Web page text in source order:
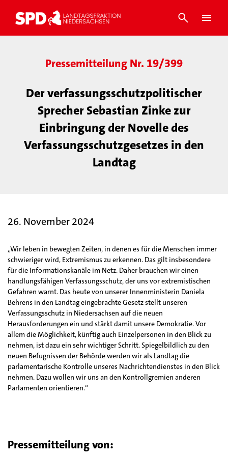
Pressemitteilung Nr. 19/399
Der verfassungsschutzpolitischer
Sprecher Sebastian Zinke zur
Einbringung der Novelle des
Verfassungsschutzgesetzes in den
Landtag
26. November 2024
„Wir leben in bewegten Zeiten, in denen es für die Menschen immer
schwieriger wird, Extremismus zu erkennen. Das gilt insbesondere
für die Informationskanäle im Netz. Daher brauchen wir einen
handlungsfähigen Verfassungsschutz, der uns vor extremistischen
Gefahren warnt. Das heute von unserer Innenministerin Daniela
Behrens in den Landtag eingebrachte Gesetz stellt unseren
Verfassungsschutz in Niedersachsen auf die neuen
Herausforderungen ein und stärkt damit unsere Demokratie. Vor
allem die Möglichkeit, künftig auch Einzelpersonen in den Blick zu
nehmen, ist dazu ein sehr wichtiger Schritt. Spiegelbildlich zu den
neuen Befugnissen der Behörde werden wir als Landtag die
parlamentarische Kontrolle unseres Nachrichtendienstes in den Blick
nehmen. Dazu wollen wir uns an den Kontrollgremien anderen
Parlamenten orientieren.“
Pressemitteilung von: